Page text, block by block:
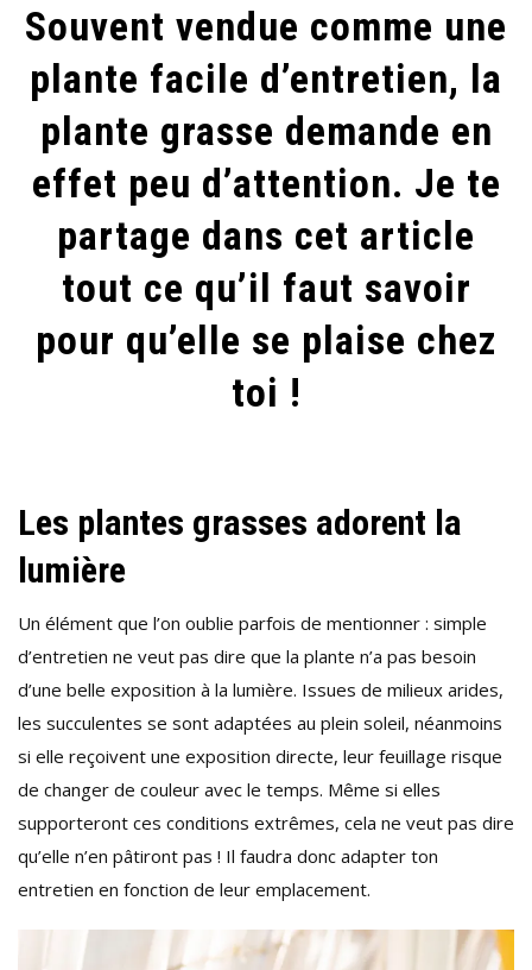
Souvent vendue comme une
plante facile d’entretien, la
plante grasse demande en
effet peu d’attention. Je te
partage dans cet article
tout ce qu’il faut savoir
pour qu’elle se plaise chez
toi !
Les plantes grasses adorent la
lumière
Un élément que l’on oublie parfois de mentionner : simple
d’entretien ne veut pas dire que la plante n’a pas besoin
d’une belle exposition à la lumière. Issues de milieux arides,
les succulentes se sont adaptées au plein soleil, néanmoins
si elle reçoivent une exposition directe, leur feuillage risque
de changer de couleur avec le temps. Même si elles
supporteront ces conditions extrêmes, cela ne veut pas dire
qu’elle n’en pâtiront pas ! Il faudra donc adapter ton
entretien en fonction de leur emplacement.